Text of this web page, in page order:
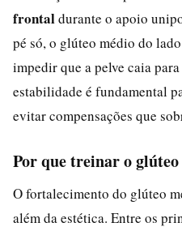
frontaldurante o apoio
pé só, o glúteo médio do
impedir que a pelve caia
estabilidade é fundamental
evitar compensações que
Por que treinar o
O fortalecimento do glúteo
além da estética. Entre os